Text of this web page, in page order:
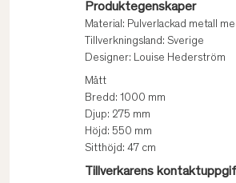
Produktegenskaper
Material: Pulverlackad metall
Tillverkningsland: Sverige
Designer: Louise Hederström
Mått
Bredd: 1000 mm
Djup: 275 mm
Höjd: 550 mm
Sitthöjd: 47 cm
Tillverkarens